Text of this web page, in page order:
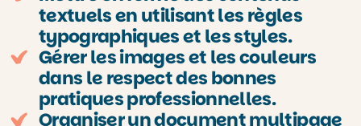
textuels en utilisant les règles
typographiques et les styles.
Gérer les images et les couleurs
dans le respect des bonnes
pratiques professionnelles.
Organiser un document multipage